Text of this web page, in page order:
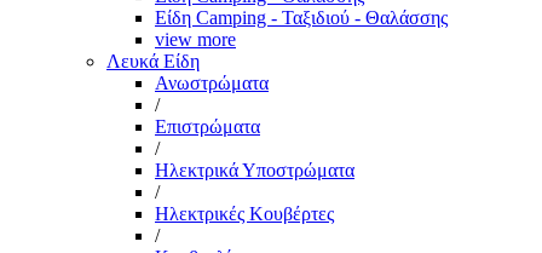
Είδη Camping - Ταξιδιού - Θαλάσσης
view more
Λευκά Είδη
Ανωστρώματα
/
Επιστρώματα
/
Ηλεκτρικά Υποστρώματα
/
Ηλεκτρικές Κουβέρτες
/